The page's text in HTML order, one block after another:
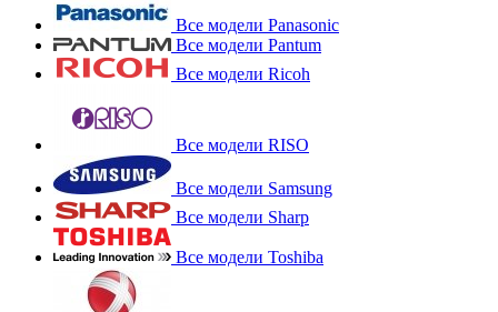
Все модели Panasonic
Все модели Pantum
Все модели Ricoh
Все модели RISO
Все модели Samsung
Все модели Sharp
Все модели Toshiba